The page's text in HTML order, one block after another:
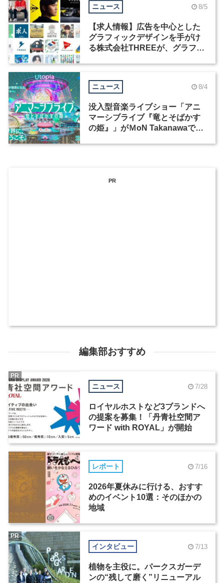
ニュース 8/5
【求人情報】広告を中心とした
グラフィックデザインを手がけ
る株式会社THREEが、グラフィ
ニュース 8/4
没入型音楽ライブショー「アニ
マーシブライブ『竜とそばかす
の姫』」がＭoN Takanawaで開
PR
編集部おすすめ
ニュース 7/28
ロイヤルホストなど3ブランドへ
の提案を募集！「丹青社空間ア
ワード with ROYAL」が開始
PR
レポート 7/16
2026年夏休みに行ける、おすす
めのイベント10選：そのほかの
地域
インタビュー 7/13
植物を主役に。パークスガーデ
ンの“残して磨く”リニューアル
PR